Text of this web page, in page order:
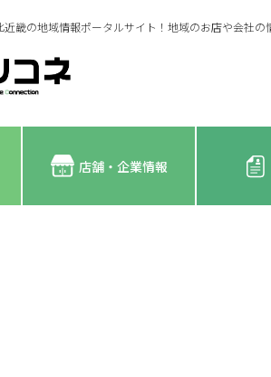
畿の地域情報ポータルサイト！地域のお店や会社の
店舗・企業情報